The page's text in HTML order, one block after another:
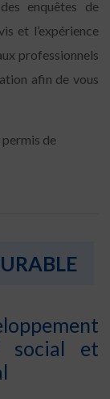
enquêtes de
et l’expérience
professionnels
afin de vous
permis de
social et